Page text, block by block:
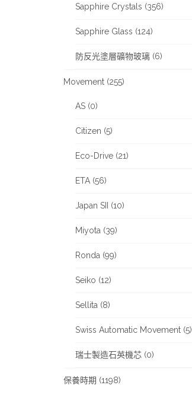
Sapphire Crystals (356)
Sapphire Glass (124)
防反光塗層礦物玻璃 (6)
Movement (255)
AS (0)
Citizen (5)
Eco-Drive (21)
ETA (56)
Japan SII (10)
Miyota (39)
Ronda (99)
Seiko (12)
Sellita (8)
Swiss Automatic Movement (5)
瑞士製造石英機芯 (0)
保養時期 (1198)